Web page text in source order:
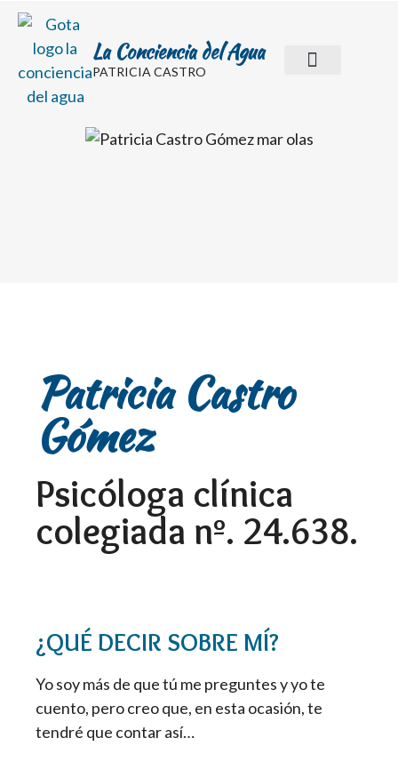
La Conciencia del Agua
PATRICIA CASTRO
Patricia Castro
Gómez
Psicóloga clínica
colegiada nº. 24.638.
¿QUÉ DECIR SOBRE MÍ?
Yo soy más de que tú me preguntes y yo te
cuento, pero creo que, en esta ocasión, te
tendré que contar así…